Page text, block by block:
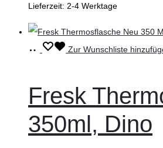
Lieferzeit: 2-4 Werktage
In
Zur Wunschliste
Fresk
350ml, Dino